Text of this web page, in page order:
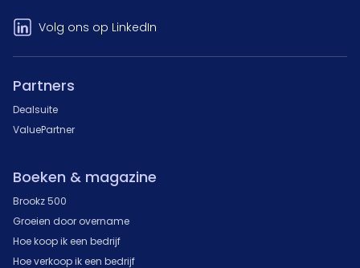
Volg ons op LinkedIn
Partners
Dealsuite
ValuePartner
Boeken & magazine
Brookz 500
Groeien door overname
Hoe koop ik een bedrijf
Hoe verkoop ik een bedrijf